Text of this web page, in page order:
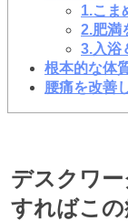
1.こま
2.肥満
3.入浴
根本的な体
腰痛を改善
デスクワ
すればこ